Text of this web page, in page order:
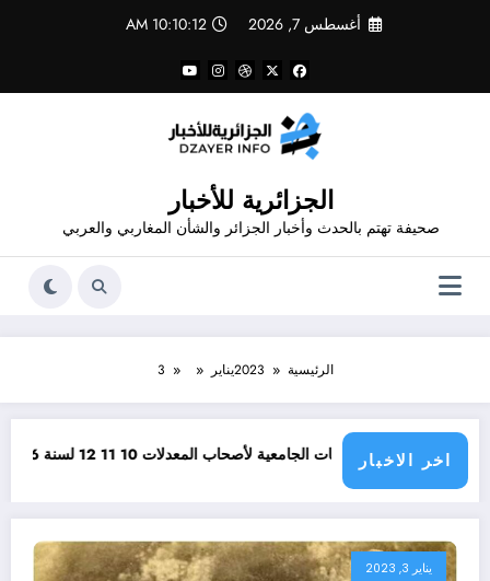
أغسطس 7, 2026 10:10:12 AM
الجزائرية للأخبار
صحيفة تهتم بالحدث وأخبار الجزائر والشأن المغاربي والعربي
الرئيسية 2023يناير 3
اخر الاخبار
أفضل التخصصات الجامعية لأصحاب المعدلات 10 11 12 لسنة 2026
يناير 3, 2023